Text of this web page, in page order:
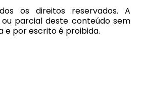
os direitos reservados. A
parcial deste conteúdo sem
e por escrito é proibida.